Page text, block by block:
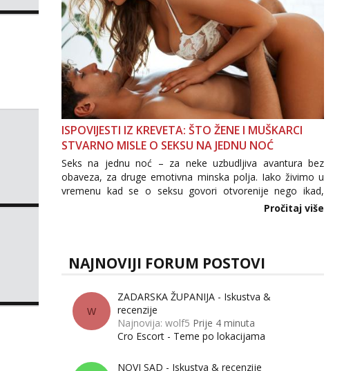
ISPOVIJESTI IZ KREVETA: ŠTO ŽENE I MUŠKARCI
STVARNO MISLE O SEKSU NA JEDNU NOĆ
Seks na jednu noć – za neke uzbudljiva avantura bez
obaveza, za druge emotivna minska polja. Iako živimo u
vremenu kad se o seksu govori otvorenije nego ikad,
tema „jedne noći strasti“ i dalje izaziva burne rasprave. Što
Pročitaj više
NAJNOVIJI FORUM POSTOVI
W
ZADARSKA ŽUPANIJA - Iskustva &
recenzije
Najnovija: wolf5 Prije 4 minuta
Cro Escort - Teme po lokacijama
NOVI SAD - Iskustva & recenzije